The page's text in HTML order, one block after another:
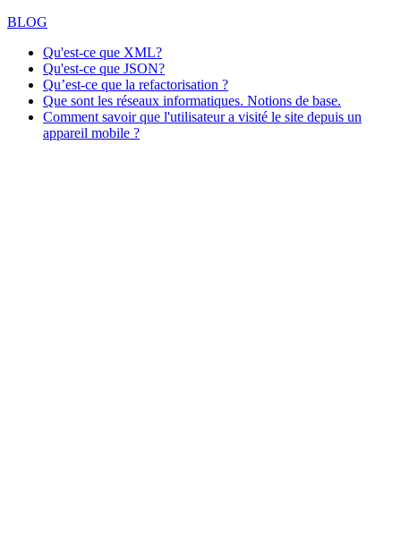
BLOG
Qu'est-ce que XML?
Qu'est-ce que JSON?
Qu’est-ce que la refactorisation ?
Que sont les réseaux informatiques. Notions de base.
Comment savoir que l'utilisateur a visité le site depuis un
appareil mobile ?